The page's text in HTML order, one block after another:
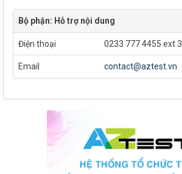
Bộ phận: Hỗ trợ nội dung
Điện thoại 0233 777 4455 ext 3
Email contact@aztest.vn